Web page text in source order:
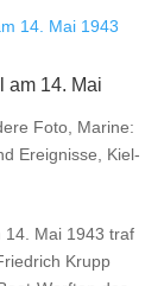
am 14. Mai
Foto, Marine:
Ereignisse
Kiel-
14. Mai 1943 traf
Krupp